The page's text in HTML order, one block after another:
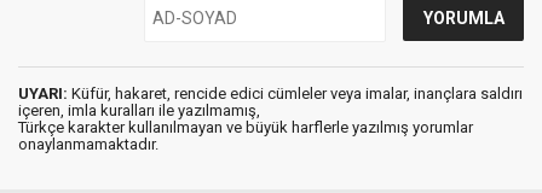
UYARI: Küfür, hakaret, rencide edici cümleler veya imalar, inançlara saldırı
içeren, imla kuralları ile yazılmamış,
Türkçe karakter kullanılmayan ve büyük harflerle yazılmış yorumlar
onaylanmamaktadır.